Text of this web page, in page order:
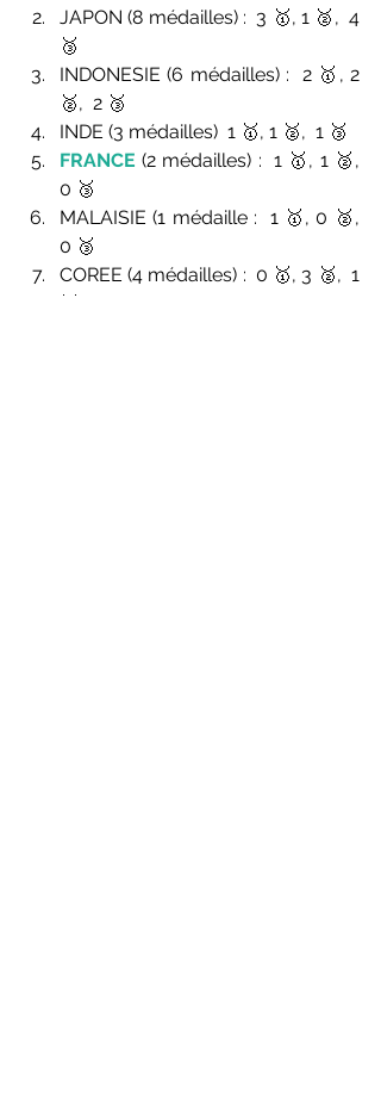
JAPON (8 médailles) :  3 🥇, 1 🥈,  4
🥉
INDONESIE (6 médailles) :  2 🥇, 2
🥈,  2 🥉
INDE (3 médailles)  1 🥇, 1 🥈,  1 🥉
FRANCE (2 médailles) :  1 🥇, 1 🥈,
0 🥉
MALAISIE (1 médaille :  1 🥇, 0 🥈,
0 🥉
COREE (4 médailles) :  0 🥇, 3 🥈,  1
🥉